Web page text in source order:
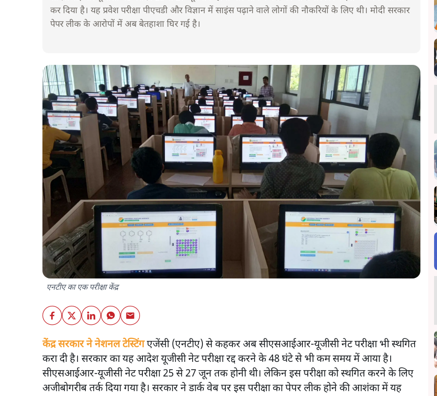
कर दिया है। यह प्रवेश परीक्षा पीएचडी और विज्ञान में साइंस पढ़ाने वाले लोगों की नौकरियों के लिए थी। मोदी सरकार
पेपर लीक के आरोपों में अब बेतहाशा घिर गई है।
एनटीए का एक परीक्षा केंद्र
केंद्र सरकार ने नेशनल टेस्टिंगएजेंसी (एनटीए) से कहकर अब सीएसआईआर-यूजीसी नेट परीक्षा भी स्थगित
करा दी है। सरकार का यह आदेश यूजीसी नेट परीक्षा रद्द करने के 48 घंटे से भी कम समय में आया है।
सीएसआईआर-यूजीसी नेट परीक्षा 25 से 27 जून तक होनी थी। लेकिन इस परीक्षा को स्थगित करने के लिए
अजीबोगरीब तर्क दिया गया है। सरकार ने डार्क वेब पर इस परीक्षा का पेपर लीक होने की आशंका में यह